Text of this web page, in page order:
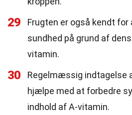
29
Frugten er også kendt
sundhed på grund af
vitamin.
30
Regelmæssig indtagelse
hjælpe med at forbedre
indhold af A-vitamin.